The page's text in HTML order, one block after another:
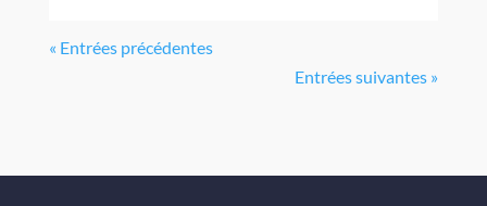
« Entrées précédentes
Entrées suivantes »